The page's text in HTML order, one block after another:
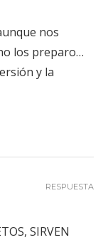
nos
los preparo…
y la
SIRVEN
RESPUESTA